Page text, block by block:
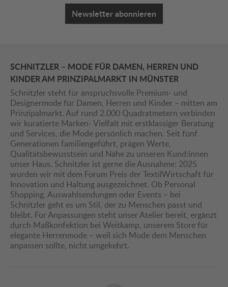
Newsletter abonnieren
SCHNITZLER – MODE FÜR DAMEN, HERREN UND
KINDER AM PRINZIPALMARKT IN MÜNSTER
Schnitzler steht für anspruchsvolle Premium- und
Designermode für Damen, Herren und Kinder – mitten am
Prinzipalmarkt. Auf rund 2.000 Quadratmetern verbinden
wir kuratierte Marken- Vielfalt mit erstklassiger Beratung
und Services, die Mode persönlich machen. Seit fünf
Generationen familiengeführt, prägen Werte,
Qualitätsbewusstsein und Nähe zu unseren Kund:innen
unser Haus. Schnitzler ist gerne die Ausnahme: 2025
wurden wir mit dem Forum Preis der TextilWirtschaft für
Innovation und Haltung ausgezeichnet. Ob Personal
Shopping, Auswahlsendungen oder Events – bei
Schnitzler geht es um Stil, der zu Menschen passt und
bleibt. Für Anpassungen steht unser Atelier bereit, ergänzt
durch Maßkonfektion bei Weitkamp, unserem Store für
elegante Herrenmode – weil sich Mode dem Menschen
anpassen sollte, nicht umgekehrt.